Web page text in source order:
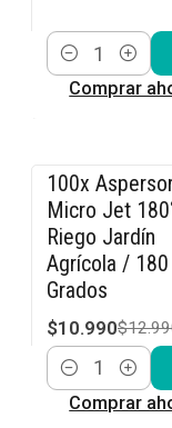
Cantidad
Comprar
-15% OFF
100x
Micro Jet
Riego Jardín
Agrícola / 180
Grados
$10.990
Cantidad
Comprar